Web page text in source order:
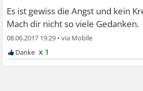
Das Fazit aus der Zeit: Ich war in der
bald starten...
Es ist gewiss die Angst und kein
Mach dir nicht so viele Gedanken.
08.06.2017 19:29 •
x 1